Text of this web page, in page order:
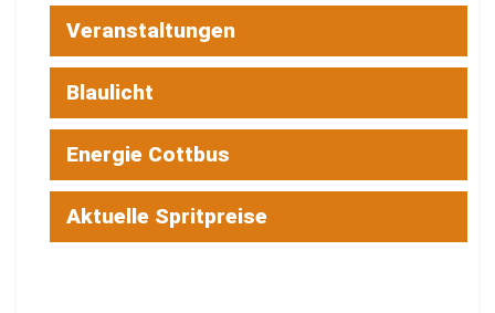
Veranstaltungen
Blaulicht
Energie Cottbus
Aktuelle Spritpreise